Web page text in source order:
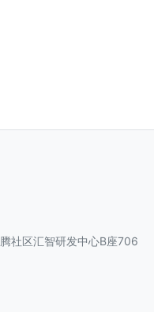
社区汇智研发中心B座706